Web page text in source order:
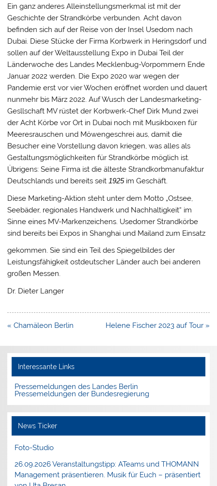
Ein ganz anderes Alleinstellungsmerkmal ist mit der
Geschichte der Strandkörbe verbunden. Acht davon
befinden sich auf der Reise von der Insel Usedom nach
Dubai. Diese Stücke der Firma Korbwerk in Heringsdorf und
sollen auf der Weltausstellung Expo in Dubai Teil der
Länderwoche des Landes Mecklenbug-Vorpommern Ende
Januar 2022 werden. Die Expo 2020 war wegen der
Pandemie erst vor vier Wochen eröffnet worden und dauert
nunmehr bis März 2022. Auf Wusch der Landesmarketing-
Gesllschaft MV rüstet der Korbwerk-Chef Dirk Mund zwei
der Acht Körbe vor Ort in Dubai noch mit Musikboxen für
Meeresrauschen und Möwengeschrei aus, damit die
Besucher eine Vorstellung davon kriegen, was alles als
Gestaltungsmöglichkeiten für Strandkörbe möglich ist.
Übrigens: Seine Firma ist die älteste Strandkorbmanufaktur
Deutschlands und bereits seit1925 im Geschäft.
Diese Marketing-Aktion steht unter dem Motto „Ostsee,
Seebäder, regionales Handwerk und Nachhaltigkeit“ im
Sinne eines MV-Markenzeichens. Usedomer Strandkörbe
sind bereits bei Expos in Shanghai und Mailand zum Einsatz
gekommen. Sie sind ein Teil des Spiegelbildes der
Leistungsfähigkeit ostdeutscher Länder auch bei anderen
großen Messen.
Dr. Dieter Langer
Beitragsnavigation
« Chamäleon Berlin Helene Fischer 2023 auf Tour »
Interessante Links
Pressemeldungen des Landes Berlin
Pressemeldungen der Bundesregierung
News Ticker
Foto-Studio
26.09.2026 Veranstaltungstipp: ATeams und THOMANN
Management präsentieren. Musik für Euch – präsentiert